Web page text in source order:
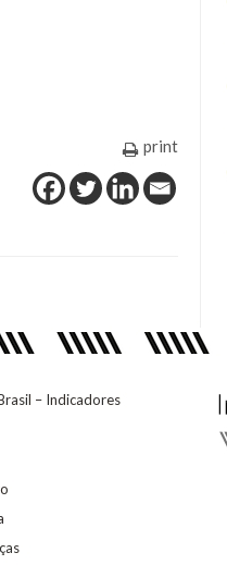
print
– Indicadores